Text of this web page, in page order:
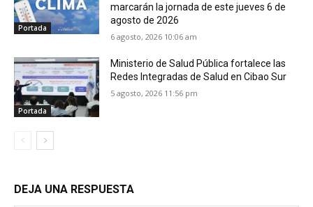
Portada
marcarán la jornada de este jueves 6 de
agosto de 2026
6 agosto, 2026 10:06 am
Portada
Ministerio de Salud Pública fortalece las
Redes Integradas de Salud en Cibao Sur
5 agosto, 2026 11:56 pm
DEJA UNA RESPUESTA